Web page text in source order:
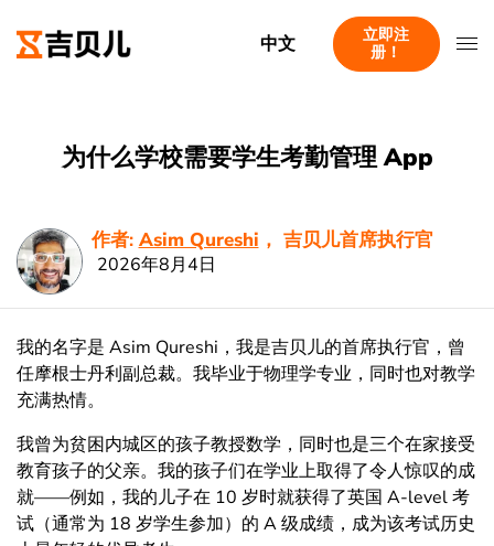
中文
立即注
册！
为什么学校需要学生考勤管理 App
作者: Asim Qureshi ， 吉贝儿首席执行官
2026年8月4日
我的名字是 Asim Qureshi，我是吉贝儿的首席执行官，曾
任摩根士丹利副总裁。我毕业于物理学专业，同时也对教学
充满热情。
我曾为贫困内城区的孩子教授数学，同时也是三个在家接受
教育孩子的父亲。我的孩子们在学业上取得了令人惊叹的成
就——例如，我的儿子在 10 岁时就获得了英国 A-level 考
试（通常为 18 岁学生参加）的 A 级成绩，成为该考试历史